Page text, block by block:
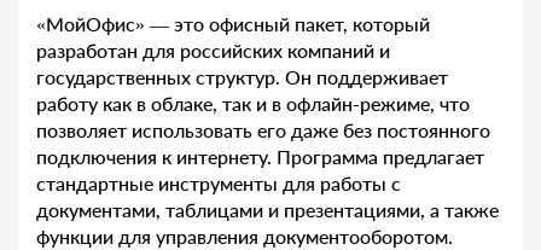
«МойОфис» — это офисный пакет, который
разработан для российских компаний и
государственных структур. Он поддерживает
работу как в облаке, так и в офлайн-режиме, что
позволяет использовать его даже без постоянного
подключения к интернету. Программа предлагает
стандартные инструменты для работы с
документами, таблицами и презентациями, а также
функции для управления документооборотом.